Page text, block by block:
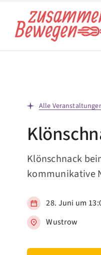
Inhalt
springen
Alle
Klönschnack
kommunikative
28. Juni um
Wustrow